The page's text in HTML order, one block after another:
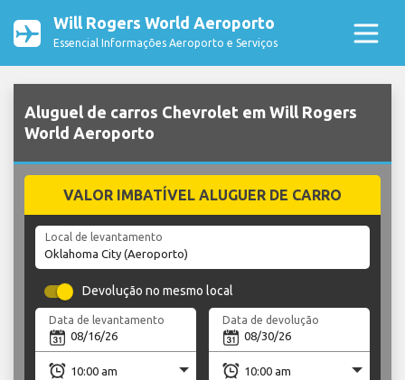
Will Rogers World Aeroporto
Essencial Informações Aeroporto e Serviços
Aluguel de carros Chevrolet em Will Rogers
World Aeroporto
VALOR IMBATÍVEL ALUGUER DE CARRO
Local de levantamento
Devolução no mesmo local
Data de levantamento Data de devolução